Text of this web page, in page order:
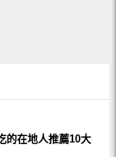
的在地人推薦10大